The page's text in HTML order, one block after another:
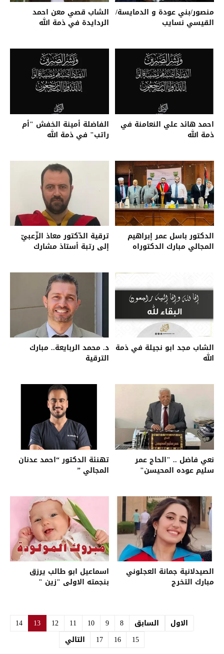
منصور/بني عودة و الدمايسة/
القيسي نسايب
الشاب قصي معن احمد
الردايدة في ذمة الله
احمد هائد علي النعامنة في
ذمة الله
الفاضلة أمينة الخفش "أم
راتب" في ذمة الله
الدكتور باسل عمر إبراهيم
المجالي مبارك الدكتوراه
ترقية الدّكتور معاذ الزّعبيّ
إلى رتبة أستاذ مشارك
الشاب مجد ابو نجيلة في ذمة
الله
د. محمد الربايعة.. مبارك
الترقية
نعي فاضل .. "الحاج عمر
سليم عوده المحيسن"
تهنئة الدكتور “احمد عدنان
المجالي ”
الصيدلانية جمانة العجلوني
مبارك التخرج
اسماعيل ابو طالب يرزق
بنجمته الاولى "زين "
الاول السابق 8
9
10
11
12
13
14
15
16
17 التالي